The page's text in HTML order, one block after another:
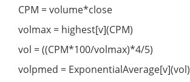
CPM = volume*close
volmax = highest[v](CPM)
vol = ((CPM*100/volmax)*4/5)
volpmed = ExponentialAverage[v](vol)